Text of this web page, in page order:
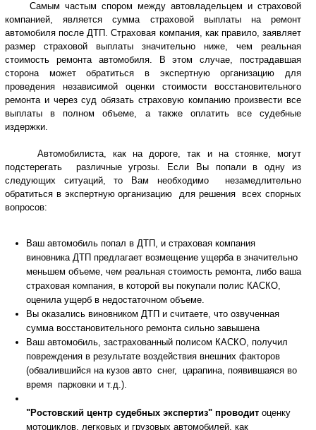
Самым частым спором между автовладельцем и страховой
компанией, является сумма страховой выплаты на ремонт
автомобиля после ДТП. Страховая компания, как правило, заявляет
размер страховой выплаты значительно ниже, чем реальная
стоимость ремонта автомобиля. В этом случае, пострадавшая
сторона может обратиться в экспертную организацию для
проведения независимой оценки стоимости восстановительного
ремонта и через суд обязать страховую компанию произвести все
выплаты в полном объеме, а также оплатить все судебные
издержки.
Автомобилиста, как на дороге, так и на стоянке, могут
подстерегать различные угрозы. Если Вы попали в одну из
следующих ситуаций, то Вам необходимо незамедлительно
обратиться в экспертную организацию для решения всех спорных
вопросов:
Ваш автомобиль попал в ДТП, и страховая компания
виновника ДТП предлагает возмещение ущерба в значительно
меньшем объеме, чем реальная стоимость ремонта, либо ваша
страховая компания, в которой вы покупали полис КАСКО,
оценила ущерб в недостаточном объеме.
Вы оказались виновником ДТП и считаете, что озвученная
сумма восстановительного ремонта сильно завышена
Ваш автомобиль, застрахованный полисом КАСКО, получил
повреждения в результате воздействия внешних факторов
(обвалившийся на кузов авто снег, царапина, появившаяся во
время парковки и т.д.).
"Ростовский центр судебных экспертиз" проводит оценку
мотоциклов, легковых и грузовых автомобилей, как